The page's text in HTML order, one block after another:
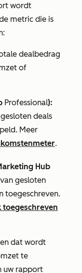
wordt
metric die is
dealbedrag
of
Professional):
deals
Meer
.
Hub
gesloten
toegeschreven.
toegeschreven
dat wordt
te
uw rapport